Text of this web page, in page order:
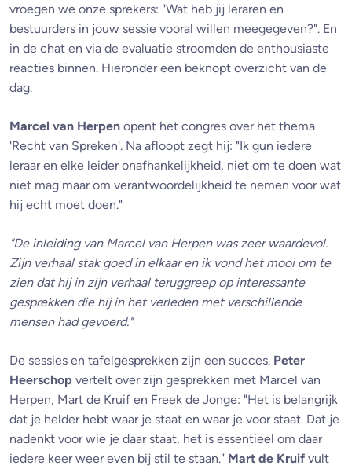
vroegen we onze sprekers: "Wat heb jij leraren en
bestuurders in jouw sessie vooral willen meegegeven?". En
in de chat en via de evaluatie stroomden de enthousiaste
reacties binnen. Hieronder een beknopt overzicht van de
dag.
Marcel van Herpen opent het congres over het thema
'Recht van Spreken'. Na afloopt zegt hij: "Ik gun iedere
leraar en elke leider onafhankelijkheid, niet om te doen wat
niet mag maar om verantwoordelijkheid te nemen voor wat
hij echt moet doen."
"De inleiding van Marcel van Herpen was zeer waardevol.
Zijn verhaal stak goed in elkaar en ik vond het mooi om te
zien dat hij in zijn verhaal teruggreep op interessante
gesprekken die hij in het verleden met verschillende
mensen had gevoerd."
De sessies en tafelgesprekken zijn een succes. Peter
Heerschop vertelt over zijn gesprekken met Marcel van
Herpen, Mart de Kruif en Freek de Jonge: "Het is belangrijk
dat je helder hebt waar je staat en waar je voor staat. Dat je
nadenkt voor wie je daar staat, het is essentieel om daar
iedere keer weer even bij stil te staan." Mart de Kruif vult